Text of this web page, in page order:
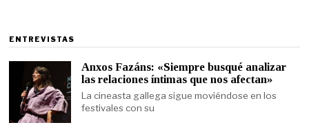
ENTREVISTAS
Anxos Fazáns: «Siempre busqué analizar
las relaciones íntimas que nos afectan»
La cineasta gallega sigue moviéndose en los
festivales con su